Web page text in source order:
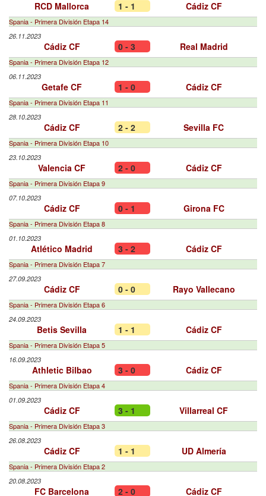
RCD Mallorca 1 - 1 Cádiz CF
Spania - Primera División Etapa 14
26.11.2023
Cádiz CF 0 - 3 Real Madrid
Spania - Primera División Etapa 12
06.11.2023
Getafe CF 1 - 0 Cádiz CF
Spania - Primera División Etapa 11
28.10.2023
Cádiz CF 2 - 2 Sevilla FC
Spania - Primera División Etapa 10
23.10.2023
Valencia CF 2 - 0 Cádiz CF
Spania - Primera División Etapa 9
07.10.2023
Cádiz CF 0 - 1 Girona FC
Spania - Primera División Etapa 8
01.10.2023
Atlético Madrid 3 - 2 Cádiz CF
Spania - Primera División Etapa 7
27.09.2023
Cádiz CF 0 - 0 Rayo Vallecano
Spania - Primera División Etapa 6
24.09.2023
Betis Sevilla 1 - 1 Cádiz CF
Spania - Primera División Etapa 5
16.09.2023
Athletic Bilbao 3 - 0 Cádiz CF
Spania - Primera División Etapa 4
01.09.2023
Cádiz CF 3 - 1 Villarreal CF
Spania - Primera División Etapa 3
26.08.2023
Cádiz CF 1 - 1 UD Almería
Spania - Primera División Etapa 2
20.08.2023
FC Barcelona 2 - 0 Cádiz CF